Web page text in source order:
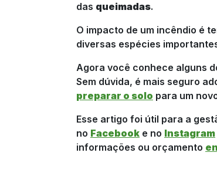
das queimadas.
O impacto de um incêndio é
diversas espécies
Agora você conhece alguns
Sem dúvida, é mais seguro
preparar o solo para um
Esse artigo foi útil para a
no Facebook e no Instagram
informações ou orçamento